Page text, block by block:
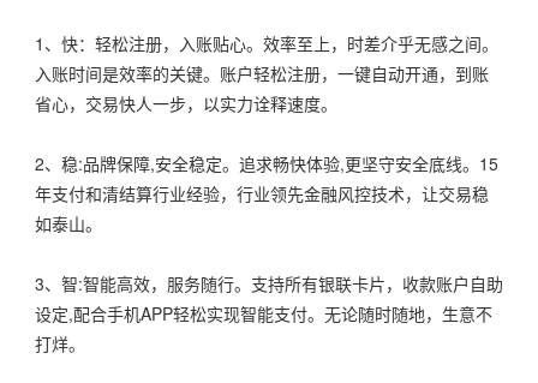
1、快：轻松注册，入账贴心。效率至上，时差介乎无感之间。
入账时间是效率的关键。账户轻松注册，一键自动开通，到账
省心，交易快人一步，以实力诠释速度。
2、稳:品牌保障,安全稳定。追求畅快体验,更坚守安全底线。15
年支付和清结算行业经验，行业领先金融风控技术，让交易稳
如泰山。
3、智:智能高效，服务随行。支持所有银联卡片，收款账户自助
设定,配合手机APP轻松实现智能支付。无论随时随地，生意不
打烊。